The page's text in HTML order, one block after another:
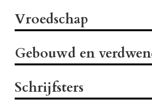
Vroedschap
Gebouwd en
Schrijfsters